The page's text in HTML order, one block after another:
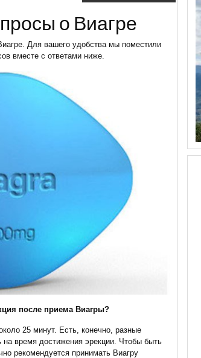
о Виагре
Для вашего удобства мы поместили
вместе с ответами ниже.
после приема Виагры?
25 минут. Есть, конечно, разные
время достижения эрекции. Чтобы быть
рекомендуется принимать Виагру